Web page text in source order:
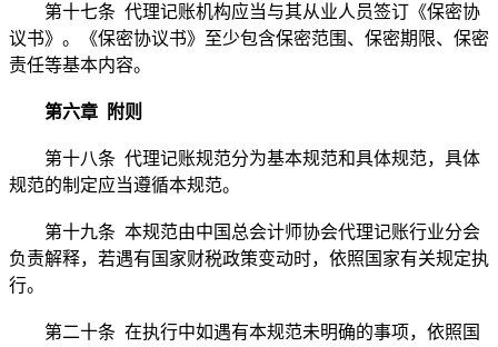
第十七条 代理记账机构应当与其从业人员签订《保密协
议书》。《保密协议书》至少包含保密范围、保密期限、保密
责任等基本内容。
第六章 附则
第十八条 代理记账规范分为基本规范和具体规范，具体
规范的制定应当遵循本规范。
第十九条 本规范由中国总会计师协会代理记账行业分会
负责解释，若遇有国家财税政策变动时，依照国家有关规定执
行。
第二十条 在执行中如遇有本规范未明确的事项，依照国